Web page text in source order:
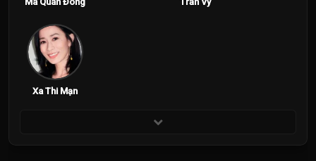
Xa Thi Mạn